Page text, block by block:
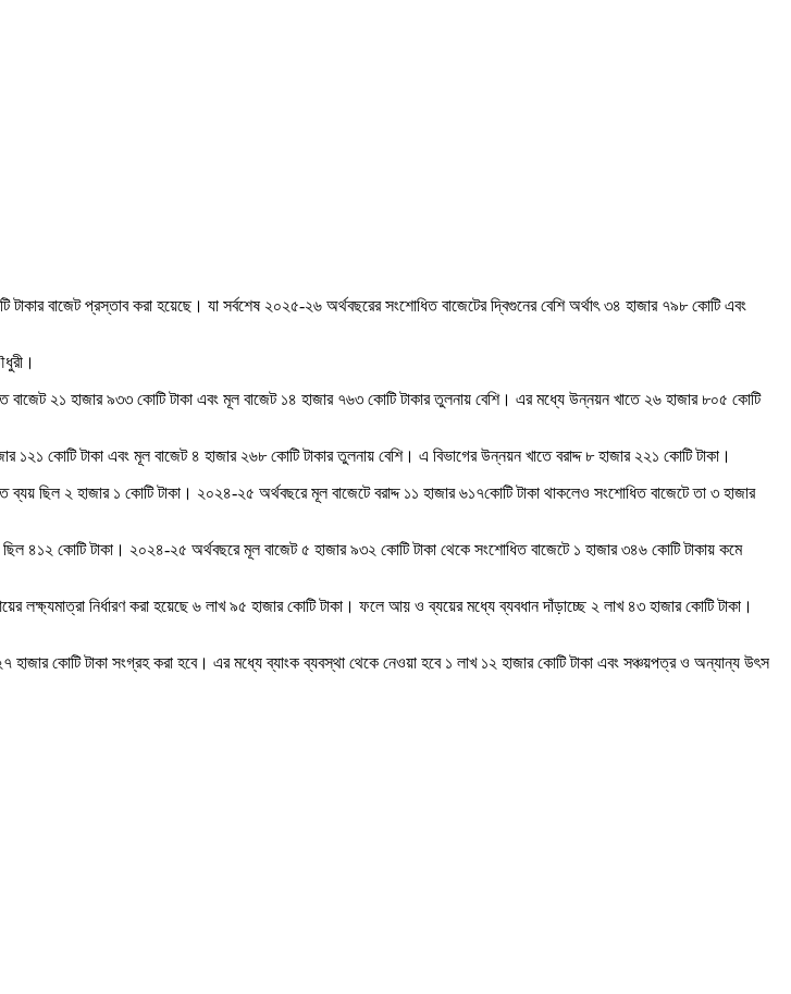
বাজেট প্রস্তাব করা হয়েছে। যা সর্বশেষ ২০২৫-২৬ অর্থবছরের সংশোধিত বাজেটের দ্বিগুনের বেশি অর্থাৎ ৩৪ হাজার ৭৯৮ কোটি এবং
বাজেট ২১ হাজার ৯৩৩ কোটি টাকা এবং মূল বাজেট ১৪ হাজার ৭৬৩ কোটি টাকার তুলনায় বেশি। এর মধ্যে উন্নয়ন খাতে ২৬ হাজার ৮০৫ কোটি
১২১ কোটি টাকা এবং মূল বাজেট ৪ হাজার ২৬৮ কোটি টাকার তুলনায় বেশি। এ বিভাগের উন্নয়ন খাতে বরাদ্দ ৮ হাজার ২২১ কোটি টাকা।
ব্যয় ছিল ২ হাজার ১ কোটি টাকা। ২০২৪-২৫ অর্থবছরে মূল বাজেটে বরাদ্দ ১১ হাজার ৬১৭কোটি টাকা থাকলেও সংশোধিত বাজেটে তা ৩ হাজার
৪১২ কোটি টাকা। ২০২৪-২৫ অর্থবছরে মূল বাজেট ৫ হাজার ৯৩২ কোটি টাকা থেকে সংশোধিত বাজেটে ১ হাজার ৩৪৬ কোটি টাকায় কমে
নির্ধারণ করা হয়েছে ৬ লাখ ৯৫ হাজার কোটি টাকা। ফলে আয় ও ব্যয়ের মধ্যে ব্যবধান দাঁড়াচ্ছে ২ লাখ ৪৩ হাজার কোটি টাকা।
কোটি টাকা সংগ্রহ করা হবে। এর মধ্যে ব্যাংক ব্যবস্থা থেকে নেওয়া হবে ১ লাখ ১২ হাজার কোটি টাকা এবং সঞ্চয়পত্র ও অন্যান্য উৎস